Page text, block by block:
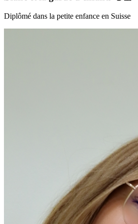
Diplômé dans la petite enfance en Suisse